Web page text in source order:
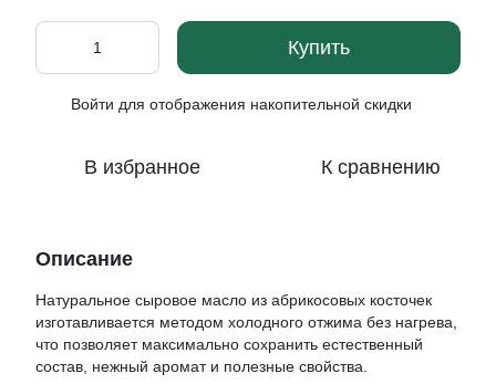
Купить
Войти для отображения накопительной скидки
В избранное К сравнению
Описание
Натуральное сыровое масло из абрикосовых косточек
изготавливается методом холодного отжима без нагрева,
что позволяет максимально сохранить естественный
состав, нежный аромат и полезные свойства.